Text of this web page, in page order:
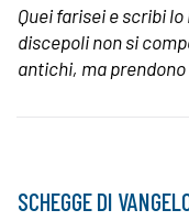
Quei farisei e scribi
discepoli non si
antichi, ma
SCHEGGE DI